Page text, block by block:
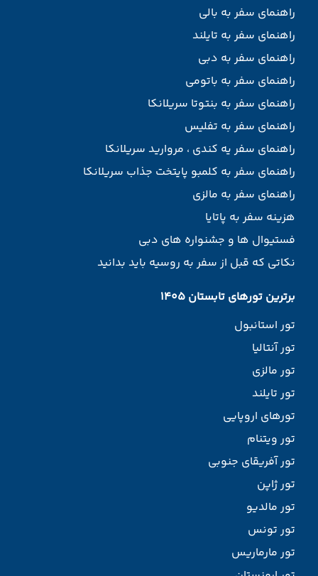
راهنمای سفر به بالی
راهنمای سفر به تایلند
راهنمای سفر به دبی
راهنمای سفر به باتومی
راهنمای سفر به بنتوتا سریلانکا
راهنمای سفر به تفلیس
راهنمای سفر یه کندی ، مروارید سریلانکا
راهنمای سفر به کلمبو پایتخت جذاب سریلانکا
راهنمای سفر به مالزی
هزینه سفر به پاتایا
فستیوال ها و جشنواره های دبی
نکاتی که قبل از سفر به روسیه باید بدانید
برترین تورهای تابستان 1405
تور استانبول
تور آنتالیا
تور مالزی
تور تایلند
تورهای اروپایی
تور ویتنام
تور آفریقای جنوبی
تور ژاپن
تور مالدیو
تور تونس
تور مارماریس